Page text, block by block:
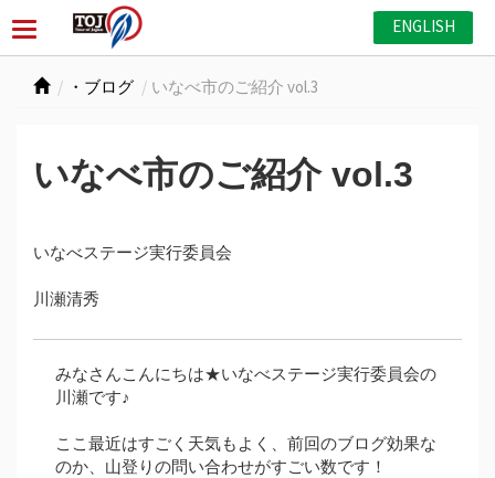
ENGLISH
・ブログ いなべ市のご紹介 vol.3
いなべ市のご紹介 vol.3
いなべステージ実行委員会
川瀬清秀
みなさんこんにちは★いなべステージ実行委員会の
川瀬です♪
ここ最近はすごく天気もよく、前回のブログ効果な
のか、山登りの問い合わせがすごい数です！